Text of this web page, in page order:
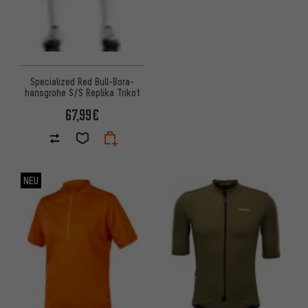
Specialized Red Bull-Bora-
hansgrohe S/S Replika Trikot
67,99€
NEU